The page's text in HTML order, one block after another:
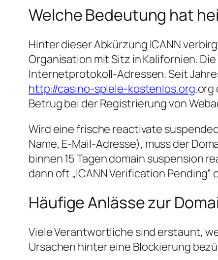
Welche Bedeutung hat
Hinter dieser Abkürzung ICANN
Organisation mit Sitz in Kalifornien.
Internetprotokoll-Adressen. Seit
http://casino-spiele-kostenlos.org.org
Betrug bei der Registrierung von
Wird eine frische reactivate
Name, E-Mail-Adresse), muss der
binnen 15 Tagen domain suspension
dann oft „ICANN Verification Pending“
Häufige Anlässe zur
Viele Verantwortliche sind erstaunt,
Ursachen hinter eine Blockierung